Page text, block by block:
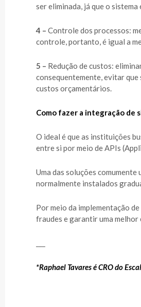
ser eliminada, já que o
4 – Controle dos processos:
controle, portanto, é igual a
5 – Redução de custos:
consequentemente, evitar
custos orçamentários.
Como fazer a integração de
O ideal é que as instituições
entre si por meio de APIs
Uma das soluções
normalmente instalados
Por meio da implementação
fraudes e garantir uma
*Raphael Tavares é CRO do